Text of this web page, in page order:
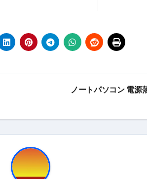
国内航空券＋ホテルが“セット割”で
何をするサ
？①【30秒でわかる効果まとめ】#梅
なるの？②【30秒でわかる効果まと
？①【30秒でわかる効果まとめ】#バ
たらどうなるのか？ #ダイエット #プ
まで。ムームードメインなら“全部まと
ノートパソコン 電